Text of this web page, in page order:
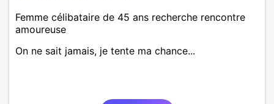
Femme célibataire de 45 ans recherche rencontre
amoureuse
On ne sait jamais, je tente ma chance...